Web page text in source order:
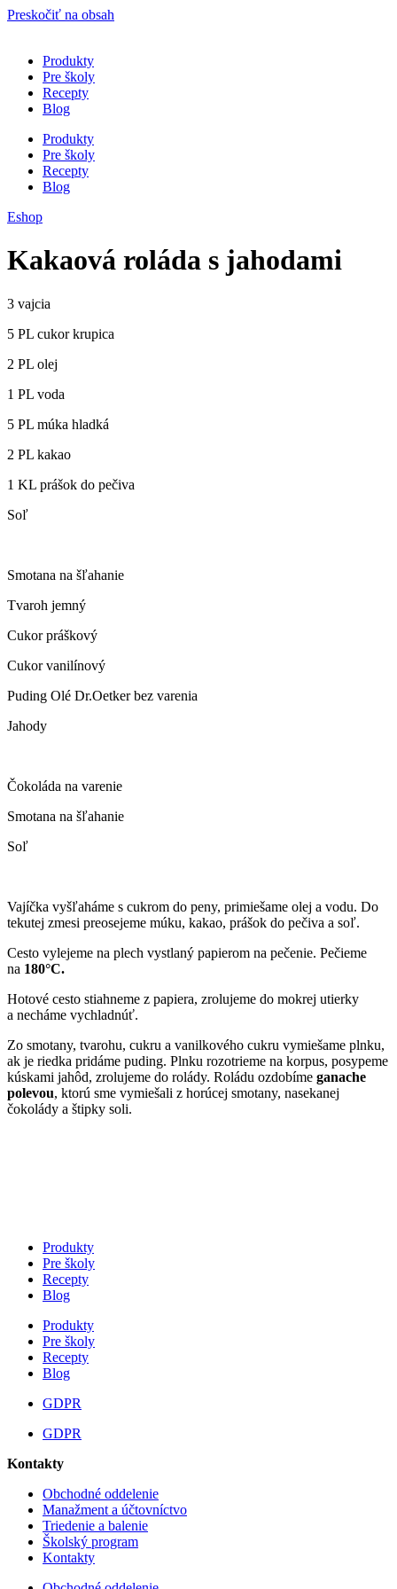
Preskočiť na obsah
Produkty
Pre školy
Recepty
Blog
Produkty
Pre školy
Recepty
Blog
Eshop
Kakaová roláda s jahodami
3 vajcia
5 PL cukor krupica
2 PL olej
1 PL voda
5 PL múka hladká
2 PL kakao
1 KL prášok do pečiva
Soľ
Smotana na šľahanie
Tvaroh jemný
Cukor práškový
Cukor vanilínový
Puding Olé Dr.Oetker bez varenia
Jahody
Čokoláda na varenie
Smotana na šľahanie
Soľ
Vajíčka vyšľaháme s cukrom do peny, primiešame olej a vodu. Do
tekutej zmesi preosejeme múku, kakao, prášok do pečiva a soľ.
Cesto vylejeme na plech vystlaný papierom na pečenie. Pečieme
na 180°C.
Hotové cesto stiahneme z papiera, zrolujeme do mokrej utierky
a necháme vychladnúť.
Zo smotany, tvarohu, cukru a vanilkového cukru vymiešame plnku,
ak je riedka pridáme puding. Plnku rozotrieme na korpus, posypeme
kúskami jahôd, zrolujeme do rolády. Roládu ozdobíme ganache
polevou, ktorú sme vymiešali z horúcej smotany, nasekanej
čokolády a štipky soli.
Produkty
Pre školy
Recepty
Blog
Produkty
Pre školy
Recepty
Blog
GDPR
GDPR
Kontakty
Obchodné oddelenie
Manažment a účtovníctvo
Triedenie a balenie
Školský program
Kontakty